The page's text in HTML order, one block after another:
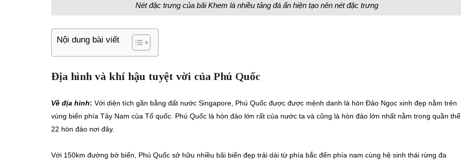
Nét đặc trưng của bãi Khem là nhiều tảng đá ẩn hiện tạo nên nét đặc trưng
Nội dung bài viết
Địa hình và khí hậu tuyệt vời của Phú Quốc
Về địa hình: Với diện tích gần bằng đất nước Singapore, Phú Quốc được được mệnh danh là hòn Đảo Ngọc xinh đẹp nằm trên
vùng biển phía Tây Nam của Tổ quốc. Phú Quốc là hòn đảo lớn rất của nước ta và cũng là hòn đảo lớn nhất nằm trong quần thể
22 hòn đảo nơi đây.
Với 150km đường bờ biển, Phú Quốc sở hữu nhiều bãi biển đẹp trải dài từ phía bắc đến phía nam cùng hệ sinh thái rừng đa